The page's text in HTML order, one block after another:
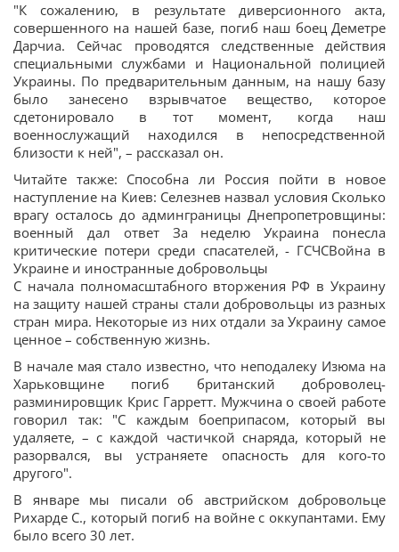
"К сожалению, в результате диверсионного акта,
совершенного на нашей базе, погиб наш боец Деметре
Дарчиа. Сейчас проводятся следственные действия
специальными службами и Национальной полицией
Украины. По предварительным данным, на нашу базу
было занесено взрывчатое вещество, которое
сдетонировало в тот момент, когда наш
военнослужащий находился в непосредственной
близости к ней", – рассказал он.
Читайте также: Способна ли Россия пойти в новое
наступление на Киев: Селезнев назвал условия Сколько
врагу осталось до админграницы Днепропетровщины:
военный дал ответ За неделю Украина понесла
критические потери среди спасателей, - ГСЧСВойна в
Украине и иностранные добровольцы
С начала полномасштабного вторжения РФ в Украину
на защиту нашей страны стали добровольцы из разных
стран мира. Некоторые из них отдали за Украину самое
ценное – собственную жизнь.
В начале мая стало известно, что неподалеку Изюма на
Харьковщине погиб британский доброволец-
разминировщик Крис Гарретт. Мужчина о своей работе
говорил так: "С каждым боеприпасом, который вы
удаляете, – с каждой частичкой снаряда, который не
разорвался, вы устраняете опасность для кого-то
другого".
В январе мы писали об австрийском добровольце
Рихарде С., который погиб на войне с оккупантами. Ему
было всего 30 лет.